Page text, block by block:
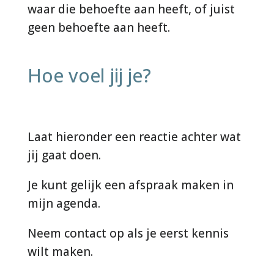
waar die behoefte aan heeft, of juist
geen behoefte aan heeft.
Hoe voel jij je?
Laat hieronder een reactie achter wat
jij gaat doen.
Je kunt gelijk een afspraak maken in
mijn agenda.
Neem contact op als je eerst kennis
wilt maken.